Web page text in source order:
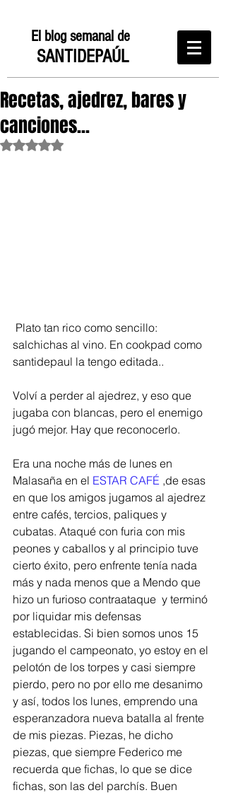
El blog semanal de
SANTIDEPAÚL
Recetas, ajedrez, bares y
canciones...
Obtuvo NaN de 5 estrellas.
salchichas al vino. En cookpad como
santidepaul la tengo editada..
Volví a perder al ajedrez, y eso que
jugaba con blancas, pero el enemigo
jugó mejor. Hay que reconocerlo.
Era una noche más de lunes en
Malasaña en el ESTAR CAFÉ ,de esas
en que los amigos jugamos al ajedrez
entre cafés, tercios, paliques y
cubatas. Ataqué con furia con mis
peones y caballos y al principio tuve
cierto éxito, pero enfrente tenía nada
más y nada menos que a Mendo que
hizo un furioso contraataque  y terminó
por liquidar mis defensas
establecidas. Si bien somos unos 15
jugando el campeonato, yo estoy en el
pelotón de los torpes y casi siempre
pierdo, pero no por ello me desanimo
y así, todos los lunes, emprendo una
esperanzadora nueva batalla al frente
de mis piezas. Piezas, he dicho
piezas, que siempre Federico me
recuerda que fichas, lo que se dice
fichas, son las del parchís. Buen